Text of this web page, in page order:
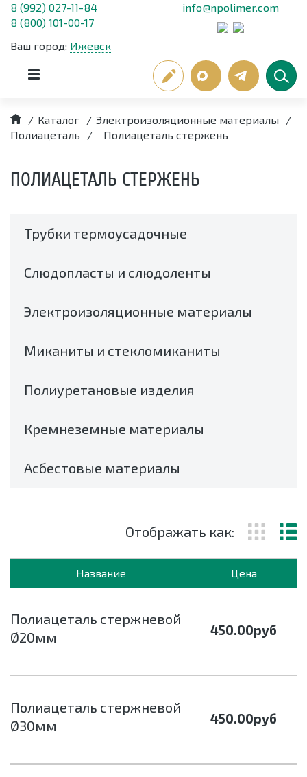
8 (992) 027-11-84
8 (800) 101-00-17
info@npolimer.com
Ваш город: Ижевск
/ Каталог / Электроизоляционные материалы
/
Полиацеталь
/ Полиацеталь стержень
ПОЛИАЦЕТАЛЬ СТЕРЖЕНЬ
Отображать как:
Название Цена
Полиацеталь стержневой
Ø20мм
450.00руб
Полиацеталь стержневой
Ø30мм
450.00руб
Трубки термоусадочные
Слюдопласты и слюдоленты
Электроизоляционные материалы
Миканиты и стекломиканиты
Полиуретановые изделия
Кремнеземные материалы
Асбестовые материалы